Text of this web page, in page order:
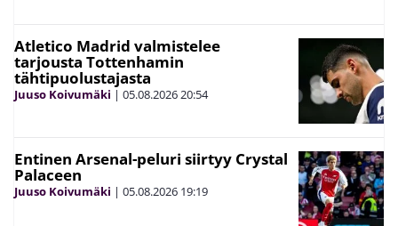
Atletico Madrid valmistelee
tarjousta Tottenhamin
tähtipuolustajasta
Juuso Koivumäki | 05.08.202620:54
Entinen Arsenal-peluri siirtyy Crystal
Palaceen
Juuso Koivumäki | 05.08.2026 19:19